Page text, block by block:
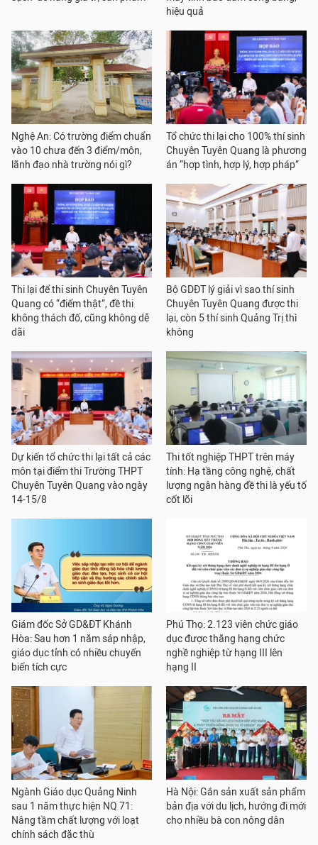
hiệu quả
Nghệ An: Có trường điểm chuẩn
vào 10 chưa đến 3 điểm/môn,
lãnh đạo nhà trường nói gì?
Tổ chức thi lại cho 100% thí sinh
Chuyên Tuyên Quang là phương
án “hợp tình, hợp lý, hợp pháp”
Thi lại để thi sinh Chuyên Tuyên
Quang có “điểm thật”, đề thi
không thách đố, cũng không dễ
dãi
Bộ GDĐT lý giải vì sao thí sinh
Chuyên Tuyên Quang được thi
lại, còn 5 thí sinh Quảng Trị thì
không
Dự kiến tổ chức thi lại tất cả các
môn tại điểm thi Trường THPT
Chuyên Tuyên Quang vào ngày
14-15/8
Thi tốt nghiệp THPT trên máy
tính: Hạ tầng công nghệ, chất
lượng ngân hàng đề thi là yếu tố
cốt lõi
Giám đốc Sở GD&ĐT Khánh
Hòa: Sau hơn 1 năm sáp nhập,
giáo dục tỉnh có nhiều chuyển
biến tích cực
Phú Thọ: 2.123 viên chức giáo
dục được thăng hạng chức
nghề nghiệp từ hạng III lên
hạng II
Ngành Giáo dục Quảng Ninh
sau 1 năm thực hiện NQ 71:
Nâng tầm chất lượng với loạt
chính sách đặc thù
Hà Nội: Gắn sản xuất sản phẩm
bản địa với du lịch, hướng đi mới
cho nhiều bà con nông dân